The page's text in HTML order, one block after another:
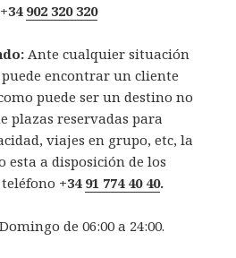
902 320 320
Ante cualquier situación
puede encontrar un cliente
puede ser un destino no
plazas reservadas para
viajes en grupo, etc, la
esta a disposición de los
+34 91 774 40 40.
de 06:00 a 24:00.